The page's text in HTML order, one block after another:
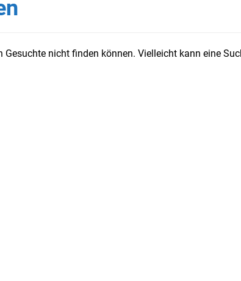
Gesuchte nicht finden können. Vielleicht kann eine